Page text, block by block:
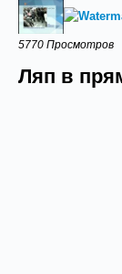
5770 Просмотров
Ляп в